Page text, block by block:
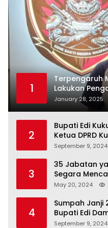
1
Terpengaruh
Lakukan
Sendiri
January 28, 2025
2
Bupati Edi
Ketua DPRD
Dengan Baik
September 9, 2024
3
35 Jabatan
Segara
May 20, 2024
4
Sumpah Janji
Bupati Edi
Tanggung
September 9, 2024